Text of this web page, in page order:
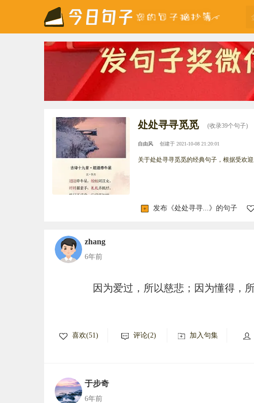
处处寻寻觅觅 (收录39个句子)
自由风 创建于 2021-10-08 21:20:01
关于处处寻寻觅觅的经典句子，根据受欢迎
发布《处处寻寻...》的句子
zhang
6年前
因为爱过，所以慈悲；因为懂得，所
喜欢(51) 评论(2) 加入句集
于步奇
6年前